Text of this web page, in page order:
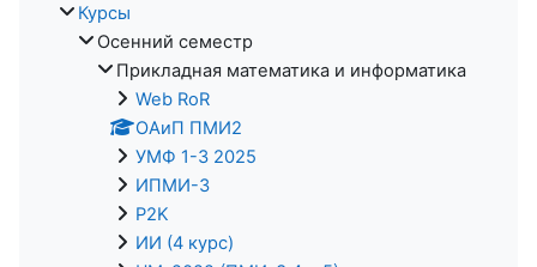
Курсы
Осенний семестр
Прикладная математика и информатика
Web RoR
ОАиП ПМИ2
УМФ 1-3 2025
ИПМИ-3
P2K
ИИ (4 курс)